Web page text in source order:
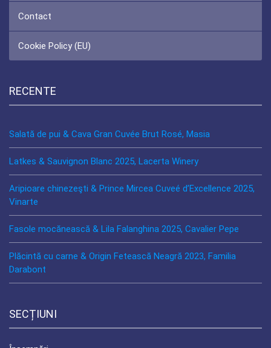
Contact
Cookie Policy (EU)
RECENTE
Salată de pui & Cava Gran Cuvée Brut Rosé, Masia
Latkes & Sauvignon Blanc 2025, Lacerta Winery
Aripioare chinezeşti & Prince Mircea Cuveé d’Excellence 2025,
Vinarte
Fasole mocănească & Lila Falanghina 2025, Cavalier Pepe
Plăcintă cu carne & Origin Fetească Neagră 2023, Familia
Darabont
SECȚIUNI